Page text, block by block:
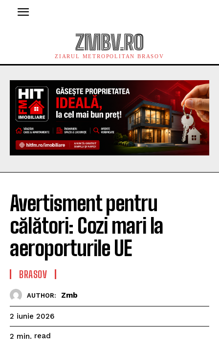
ZMBV.RO
ZIARUL METROPOLITAN BRASOV
Avertisment pentru
călători: Cozi mari la
aeroporturile UE
BRASOV
AUTHOR: Zmb
2 iunie 2026
2 min. read